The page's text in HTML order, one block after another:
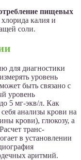
пищевых
калия и
соли.
для диагностики
уровень
быть связано с
уровень
5 мг-экв/л. Как
анализы крови на
крови), глюкозу, а
транс-
в установлении
аритмий.